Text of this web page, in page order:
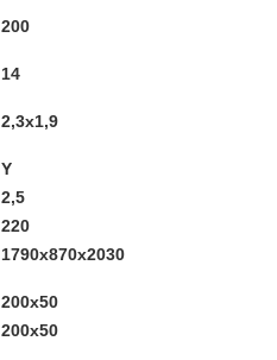
200
14
2,3х1,9
Y
2,5
220
1790х870х2030
200х50
200х50